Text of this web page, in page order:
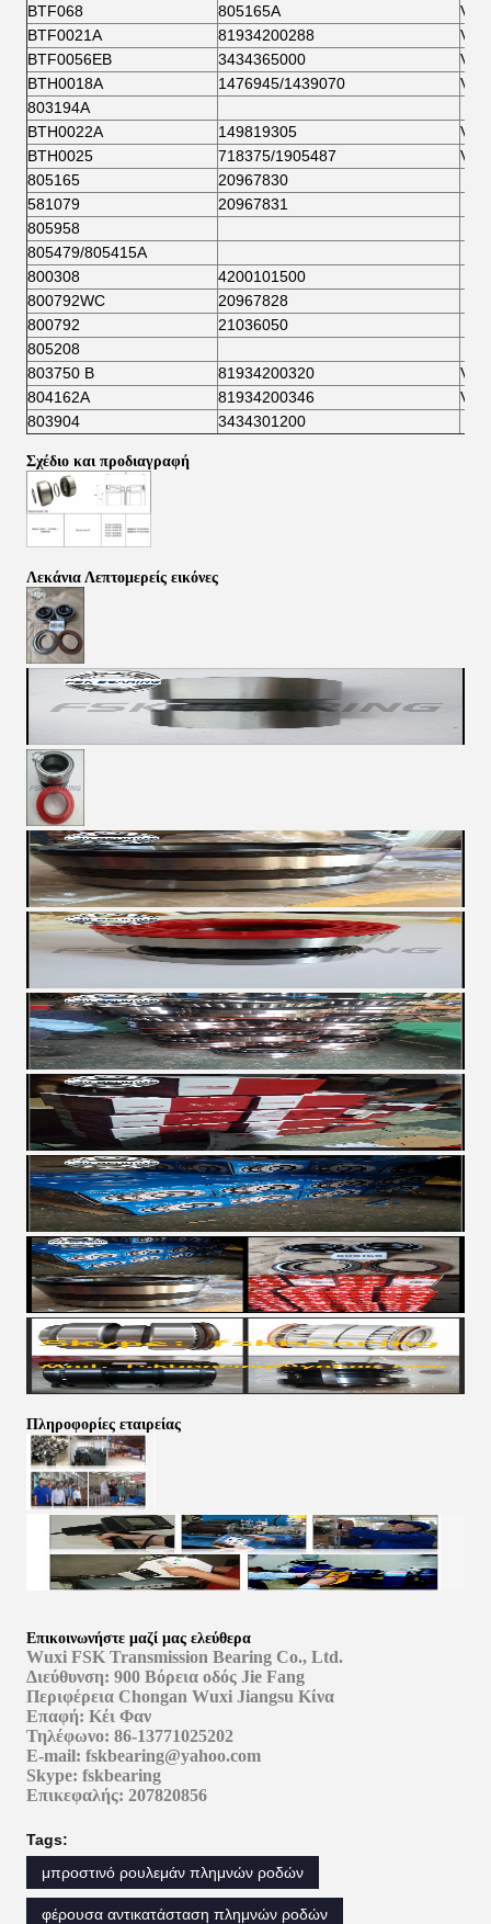
ΒTF068 805165Α
ΒTF0021Α
81934200288
ΒTF0056ΕΒ
3434365000
BTH0018A
1476945/1439070
803194Α
BTH0022A
149819305
BTH0025
718375/1905487
805165
20967830
581079
20967831
805958
805479/805415Α
800308
4200101500
800792WC
20967828
800792
21036050
805208
803750 Β
81934200320
804162Α
81934200346
803904
3434301200
Σχέδιο και προδιαγραφή
Λεκάνια Λεπτομερείς εικόνες
Πληροφορίες εταιρείας
Επικοινωνήστε μαζί μας ελεύθερα
Wuxi FSK Transmission Bearing Co., Ltd.
Διεύθυνση: 900 Βόρεια οδός Jie Fang
Περιφέρεια Chongan Wuxi Jiangsu Κίνα
Επαφή: Κέι Φαν
Τηλέφωνο: 86-13771025202
E-mail: fskbearing@yahoo.com
Skype: fskbearing
Επικεφαλής: 207820856
Tags:
μπροστινό ρουλεμάν πλημνών ροδών
φέρουσα αντικατάσταση πλημνών ροδών